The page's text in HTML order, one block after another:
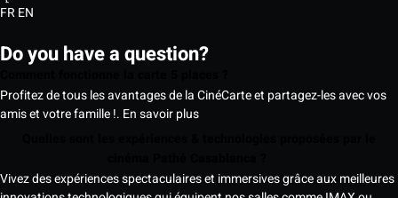
FREN
Do you have a question?
Profitez de tous les avantages de la CinéCarte et partagez-les avec vos
amis et votre famille !. En savoir plus
Vivez des expériences spectaculaires et immersives grâce aux meilleures